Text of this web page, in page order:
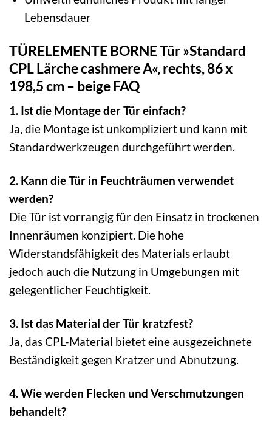
Lebensdauer
TÜRELEMENTE BORNE Tür »Standard
CPL Lärche cashmere A«, rechts, 86 x
198,5 cm – beige FAQ
1. Ist die Montage der Tür einfach?
Ja, die Montage ist unkompliziert und kann mit
Standardwerkzeugen durchgeführt werden.
2. Kann die Tür in Feuchträumen verwendet
werden?
Die Tür ist vorrangig für den Einsatz in trockenen
Innenräumen konzipiert. Die hohe
Widerstandsfähigkeit des Materials erlaubt
jedoch auch die Nutzung in Umgebungen mit
gelegentlicher Feuchtigkeit.
3. Ist das Material der Tür kratzfest?
Ja, das CPL-Material bietet eine ausgezeichnete
Beständigkeit gegen Kratzer und Abnutzung.
4. Wie werden Flecken und Verschmutzungen
behandelt?